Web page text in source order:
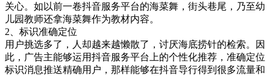
关心。如以前一卷抖音服务平台的海菜舞，街头巷尾，乃至幼
儿园教师还拿海菜舞作为教材内容。
2、标识准确定位
用户挑选多了，人却越来越懒散了，讨厌海底捞针的检索。因
此，广告主能够运用抖音服务平台上的个性化推荐，准确定位
标识消息推送精确用户，那样能够在抖音导行得到很多流量和